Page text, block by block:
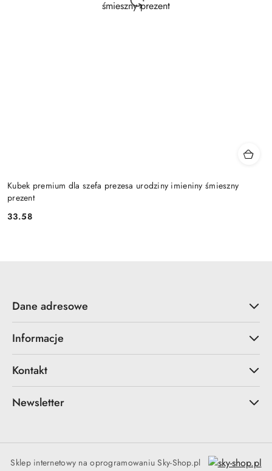
Kubek premium dla szefa prezesa urodziny imieniny śmieszny
prezent
Cena:
33.58
Dane adresowe
Informacje
Kontakt
Newsletter
Sklep internetowy na oprogramowaniu Sky-Shop.pl